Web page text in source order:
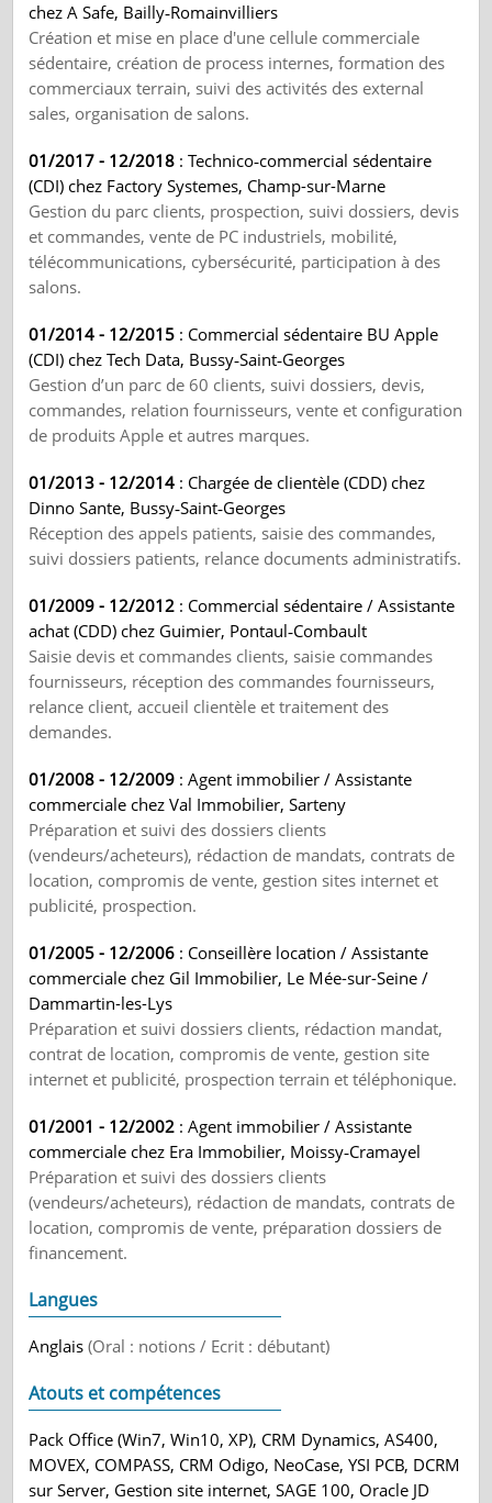
chez A Safe, Bailly‑Romainvilliers
Création et mise en place d'une cellule commerciale
sédentaire, création de process internes, formation des
commerciaux terrain, suivi des activités des external
sales, organisation de salons.
01/2017 - 12/2018 : Technico‑commercial sédentaire
(CDI) chez Factory Systemes, Champ-sur-Marne
Gestion du parc clients, prospection, suivi dossiers, devis
et commandes, vente de PC industriels, mobilité,
télécommunications, cybersécurité, participation à des
salons.
01/2014 - 12/2015 : Commercial sédentaire BU Apple
(CDI) chez Tech Data, Bussy‑Saint‑Georges
Gestion d’un parc de 60 clients, suivi dossiers, devis,
commandes, relation fournisseurs, vente et configuration
de produits Apple et autres marques.
01/2013 - 12/2014 : Chargée de clientèle (CDD) chez
Dinno Sante, Bussy‑Saint‑Georges
Réception des appels patients, saisie des commandes,
suivi dossiers patients, relance documents administratifs.
01/2009 - 12/2012 : Commercial sédentaire / Assistante
achat (CDD) chez Guimier, Pontaul‑Combault
Saisie devis et commandes clients, saisie commandes
fournisseurs, réception des commandes fournisseurs,
relance client, accueil clientèle et traitement des
demandes.
01/2008 - 12/2009 : Agent immobilier / Assistante
commerciale chez Val Immobilier, Sarteny
Préparation et suivi des dossiers clients
(vendeurs/acheteurs), rédaction de mandats, contrats de
location, compromis de vente, gestion sites internet et
publicité, prospection.
01/2005 - 12/2006 : Conseillère location / Assistante
commerciale chez Gil Immobilier, Le Mée-sur-Seine /
Dammartin-les-Lys
Préparation et suivi dossiers clients, rédaction mandat,
contrat de location, compromis de vente, gestion site
internet et publicité, prospection terrain et téléphonique.
01/2001 - 12/2002 : Agent immobilier / Assistante
commerciale chez Era Immobilier, Moissy‑Cramayel
Préparation et suivi des dossiers clients
(vendeurs/acheteurs), rédaction de mandats, contrats de
location, compromis de vente, préparation dossiers de
financement.
Langues
Anglais(Oral : notions / Ecrit : débutant)
Atouts et compétences
Pack Office (Win7, Win10, XP), CRM Dynamics, AS400,
MOVEX, COMPASS, CRM Odigo, NeoCase, YSI PCB, DCRM
sur Server, Gestion site internet, SAGE 100, Oracle JD